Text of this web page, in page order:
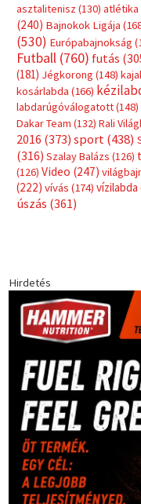
asztalitenisz (130) atlétika
(240) Bajnokok Ligája
(530) Európabajnokság
Futball (760) futás
(181) Jégkorong (148)
kosárlabda (166)
labdarúgóválogatott(148)
Dakar Team (132) Rali
2016 (373) sport(438)
(316) Szalay Balázs (126)
(126) Video (247)
(222) vívás (174) vízilabda
úszás (361)
Hirdetés